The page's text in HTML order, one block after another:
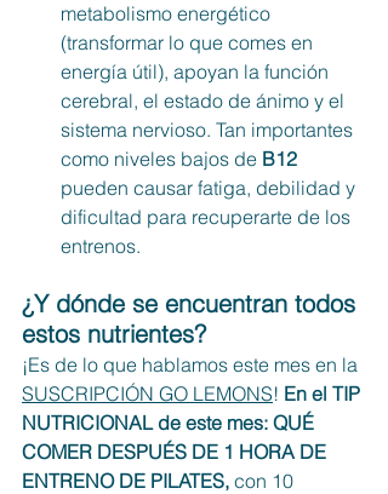
metabolismo energético
(transformar lo que comes en
energía útil), apoyan la función
cerebral, el estado de ánimo y el
sistema nervioso. Tan importantes
como niveles bajos de B12
pueden causar fatiga, debilidad y
dificultad para recuperarte de los
entrenos.
¿Y dónde se encuentran todos
estos nutrientes?
¡Es de lo que hablamos este mes en la
SUSCRIPCIÓN GO LEMONS! En el TIP
NUTRICIONAL de este mes: QUÉ
COMER DESPUÉS DE 1 HORA DE
ENTRENO DE PILATES, con 10